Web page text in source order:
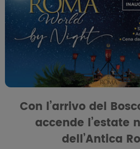
Con l’arrivo del
accende l’estate
dell’Antica